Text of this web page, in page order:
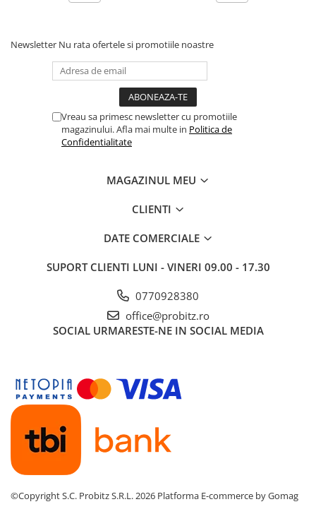
Retelistica
Accesorii switch-uri
Adaptoare PowerLAN
Alte accesorii retea
Ceasuri inteligente
Tablete Grafice
Tablete NOI
Newsletter Nu rata ofertele si promotiile noastre
Vreau sa primesc newsletter cu promotiile
magazinului. Afla mai multe in Politica de
Confidentialitate
MAGAZINUL MEU
CLIENTI
DATE COMERCIALE
SUPORT CLIENTI LUNI - VINERI 09.00 - 17.30
0770928380
office@probitz.ro
SOCIAL URMARESTE-NE IN SOCIAL MEDIA
©Copyright S.C. Probitz S.R.L. 2026 Platforma E-commerce by Gomag